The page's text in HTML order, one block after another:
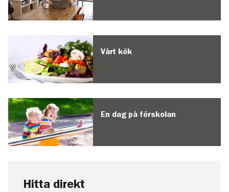
Vårt kök
En dag på förskolan
Hitta direkt